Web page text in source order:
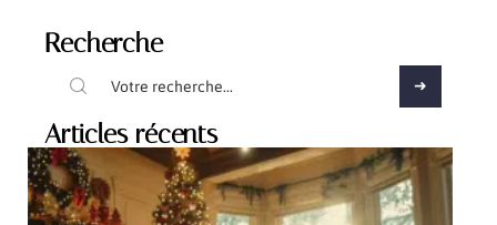
Recherche
Articles récents